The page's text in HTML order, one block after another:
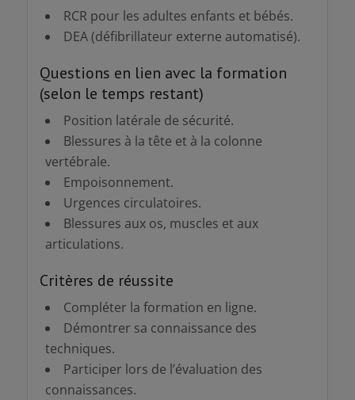
RCR pour les adultes enfants et bébés.
DEA (défibrillateur externe automatisé).
Questions en lien avec la formation
(selon le temps restant)
Position latérale de sécurité.
Blessures à la tête et à la colonne
vertébrale.
Empoisonnement.
Urgences circulatoires.
Blessures aux os, muscles et aux
articulations.
Critères de réussite
Compléter la formation en ligne.
Démontrer sa connaissance des
techniques.
Participer lors de l’évaluation des
connaissances.